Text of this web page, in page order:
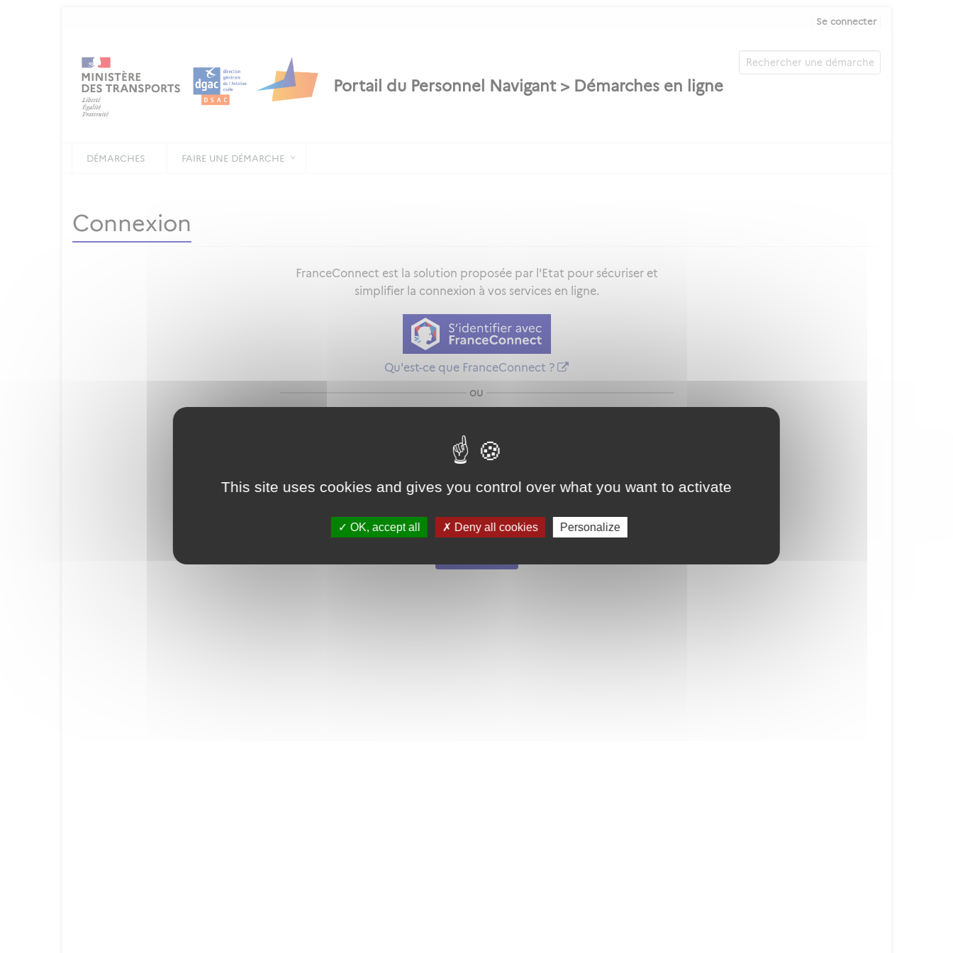
This site uses cookies and gives you control over what you want to activate
OK, accept all Deny all cookies Personalize
Se connecter
DÉMARCHES FAIRE UNE DÉMARCHE
Connexion
FranceConnect est la solution proposée par l'Etat pour sécuriser et
simplifier la connexion à vos services en ligne.
Qu'est-ce que FranceConnect ?
ou
Mot de passe
oublié ?
Je crée mon
compte